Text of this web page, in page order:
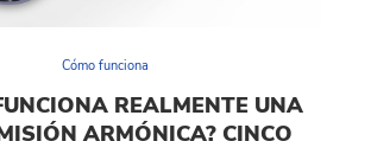
Cómo funciona
REALMENTE UNA
ARMÓNICA? CINCO